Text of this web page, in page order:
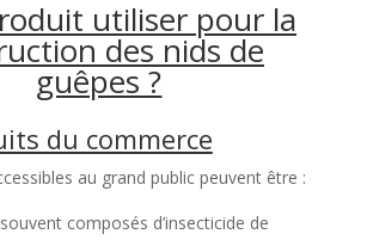
utiliser pour la
des nids de
guêpes ?
du commerce
au grand public peuvent être :
composés d’insecticide de